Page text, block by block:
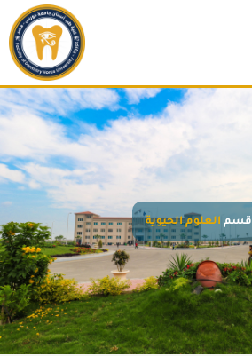
قسم العلوم الحيوية